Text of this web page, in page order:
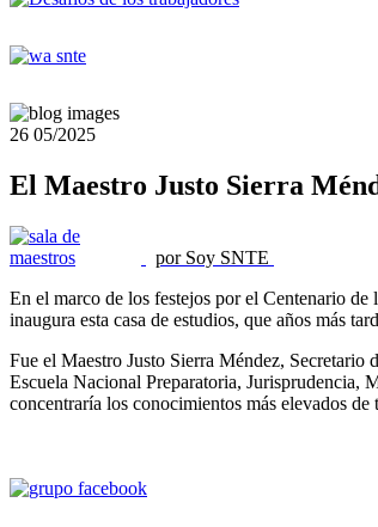
26 05/2025
El Maestro Justo Sierra
por Soy SNTE
En el marco de los festejos por el Centenario
inaugura esta casa de estudios, que años más
Fue el Maestro Justo Sierra Méndez,
Escuela Nacional Preparatoria, Jurisprudencia,
concentraría los conocimientos más elevados de